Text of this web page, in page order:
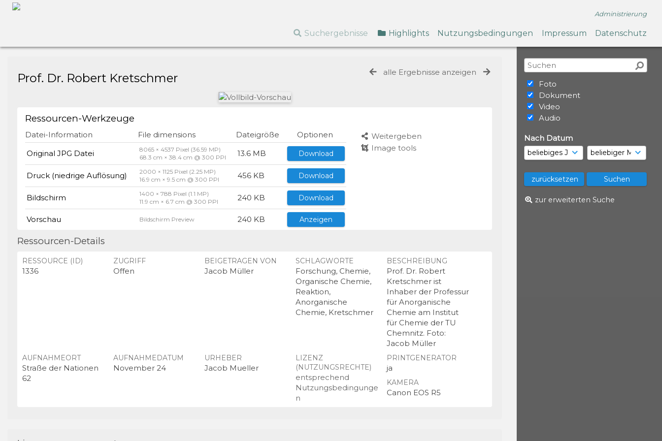
Administrierung
Suchergebnisse Highlights Nutzungsbedingungen Impressum Datenschutz
Foto
Dokument
Video
Audio
Nach Datum
zur erweiterten Suche
alle Ergebnisse anzeigen
Prof. Dr. Robert Kretschmer
Ressourcen-Werkzeuge
Datei-Information File dimensions Dateigröße
Optionen
Original JPG Datei
8065 × 4537 Pixel (36.59 MP)
68.3 cm × 38.4 cm @ 300 PPI
13.6 MB Download
Druck (niedrige Auflösung)
2000 × 1125 Pixel (2.25 MP)
16.9 cm × 9.5 cm @ 300 PPI
456 KB Download
Bildschirm
1400 × 788 Pixel (1.1 MP)
11.9 cm × 6.7 cm @ 300 PPI
240 KB Download
Vorschau Bildschirm Preview 240 KB Anzeigen
Weitergeben
Image tools
Ressourcen-Details
RESSOURCE (ID)
1336
ZUGRIFF
Offen
BEIGETRAGEN VON
Jacob Müller
SCHLAGWORTE
Forschung, Chemie,
Organische Chemie,
Reaktion,
Anorganische
Chemie, Kretschmer
BESCHREIBUNG
Prof. Dr. Robert
Kretschmer ist
Inhaber der Professur
für Anorganische
Chemie am Institut
für Chemie der TU
Chemnitz. Foto:
Jacob Müller
AUFNAHMEORT
Straße der Nationen
62
AUFNAHMEDATUM
November 24
URHEBER
Jacob Mueller
LIZENZ
(NUTZUNGSRECHTE)
entsprechend
Nutzungsbedingunge
n
PRINTGENERATOR
ja
KAMERA
Canon EOS R5